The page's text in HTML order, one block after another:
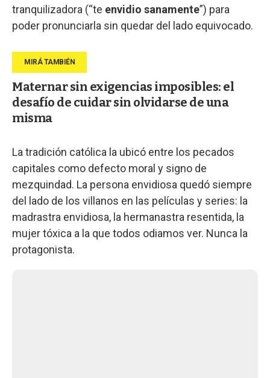
tranquilizadora (“te envidio sanamente”) para
poder pronunciarla sin quedar del lado equivocado.
Maternar sin exigencias imposibles: el
desafío de cuidar sin olvidarse de una
misma
La tradición católica la ubicó entre los pecados
capitales como defecto moral y signo de
mezquindad. La persona envidiosa quedó siempre
del lado de los villanos en las películas y series: la
madrastra envidiosa, la hermanastra resentida, la
mujer tóxica a la que todos odiamos ver. Nunca la
protagonista.